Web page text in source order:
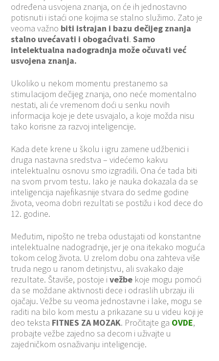
određena usvojena znanja, on će ih jednostavno
potisnuti i istaći one kojima se stalno služimo. Zato je
veoma važno biti istrajan i bazu dečijeg znanja
stalno uvećavati i obogaćivati.Samo
intelektualna nadogradnja može očuvati već
usvojena znanja.
Ukoliko u nekom momentu prestanemo sa
stimulacijom dečijeg znanja, ono neće momentalno
nestati, ali će vremenom doći u senku novih
informacija koje je dete usvajalo, a koje možda nisu
tako korisne za razvoj inteligencije.
Kada dete krene u školu i igru zamene udžbenici i
druga nastavna sredstva – videćemo kakvu
intelektualnu osnovu smo izgradili. Ona će tada biti
na svom prvom testu. Iako je nauka dokazala da se
inteligencija najefikasnije stvara do sedme godine
života, veoma dobri rezultati se postižu i kod dece do
12. godine.
Međutim, nipošto ne treba odustajati od konstantne
intelektualne nadogradnje, jer je ona itekako moguća
tokom celog života. U zrelom dobu ona zahteva više
truda nego u ranom detinjstvu, ali svakako daje
rezultate. Štaviše, postoje ivežbe koje mogu pomoći
da se moždane aktivnosti dece i odraslih ubrzaju ili
ojačaju. Vežbe su veoma jednostavne i lake, mogu se
raditi na bilo kom mestu a prikazane su u videu koji je
deo teksta FITNES ZA MOZAK. Pročitajte ga OVDE,
probajte vežbe zajedno sa decom i uživajte u
zajedničkom osnaživanju inteligencije.